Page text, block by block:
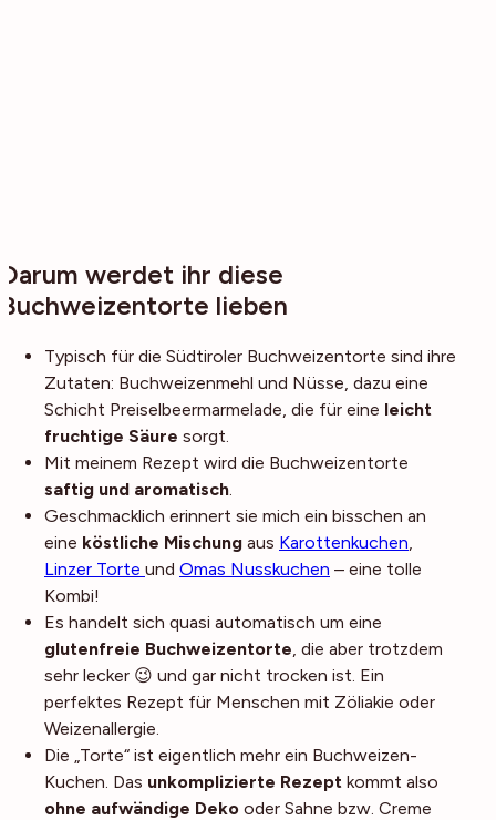
Darum werdet ihr diese
Buchweizentorte lieben
Typisch für die Südtiroler Buchweizentorte sind ihre
Zutaten: Buchweizenmehl und Nüsse, dazu eine
Schicht Preiselbeermarmelade, die für eine leicht
fruchtige Säure sorgt.
Mit meinem Rezept wird die Buchweizentorte
saftig und aromatisch.
Geschmacklich erinnert sie mich ein bisschen an
eine köstliche Mischung aus Karottenkuchen,
Linzer Torte und Omas Nusskuchen – eine tolle
Kombi!
Es handelt sich quasi automatisch um eine
glutenfreie Buchweizentorte, die aber trotzdem
sehr lecker 😉 und gar nicht trocken ist. Ein
perfektes Rezept für Menschen mit Zöliakie oder
Weizenallergie.
Die „Torte“ ist eigentlich mehr ein Buchweizen-
Kuchen. Das unkomplizierte Rezept kommt also
ohne aufwändige Deko oder Sahne bzw. Creme